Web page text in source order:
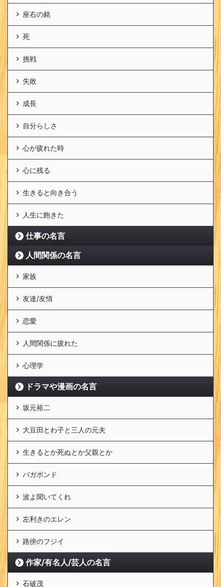
座右の銘
死
挑戦
失敗
成長
自分らしさ
心が疲れた時
心に残る
生きると向き合う
人生に飽きた
仕事の名言
人間関係の名言
家族
友達/友情
恋愛
人間関係に疲れた
心理学
ドラマや漫画の名言
坂元裕二
大豆田とわ子と三人の元夫
生きるとか死ぬとか父親とか
バガボンド
波よ聞いてくれ
左利きのエレン
路傍のフジイ
作家/有名人/芸人の名言
石破茂